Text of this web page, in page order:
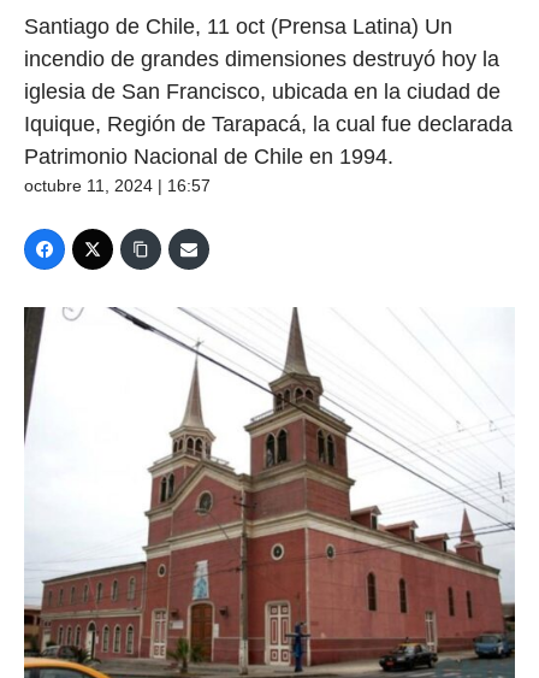
Santiago de Chile, 11 oct (Prensa Latina) Un
incendio de grandes dimensiones destruyó hoy la
iglesia de San Francisco, ubicada en la ciudad de
Iquique, Región de Tarapacá, la cual fue declarada
Patrimonio Nacional de Chile en 1994.
octubre 11, 2024 | 16:57